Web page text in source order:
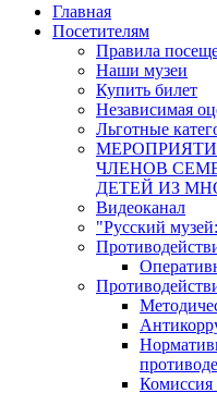
Главная
Посетителям
Правила
Наши музеи
Купить билет
Независимая
Льготные
ЧЛЕНОВ
ДЕТЕЙ ИЗ
Видеоканал
"Русский
Комиссия